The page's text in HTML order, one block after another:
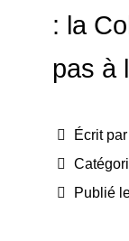
: la
pas à
Écrit par
Publié